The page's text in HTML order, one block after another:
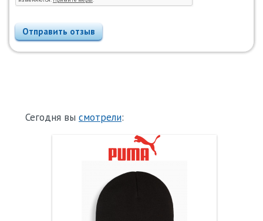
Отправить отзыв
Сегодня вы смотрели: